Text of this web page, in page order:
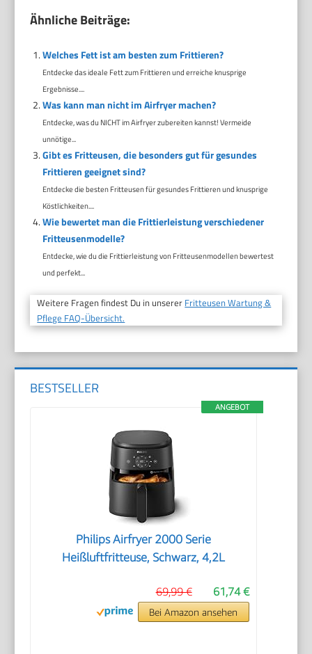
Ähnliche Beiträge:
Welches Fett ist am besten zum Frittieren?
Entdecke das ideale Fett zum Frittieren und erreiche knusprige
Ergebnisse....
Was kann man nicht im Airfryer machen?
Entdecke, was du NICHT im Airfryer zubereiten kannst! Vermeide
unnötige...
Gibt es Fritteusen, die besonders gut für gesundes
Frittieren geeignet sind?
Entdecke die besten Fritteusen für gesundes Frittieren und knusprige
Köstlichkeiten....
Wie bewertet man die Frittierleistung verschiedener
Fritteusenmodelle?
Entdecke, wie du die Frittierleistung von Fritteusenmodellen bewertest
und perfekt...
Weitere Fragen findest Du in unserer Fritteusen Wartung &
Pflege FAQ-Übersicht.
BESTSELLER
ANGEBOT
Philips Airfryer 2000 Serie
Heißluftfritteuse, Schwarz, 4,2L
61,74 €
69,99 €
Bei Amazon ansehen